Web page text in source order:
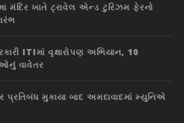
મંદિર ખાતે ટ્રાવેલ એન્ડ ટુરિઝમ ફેરનો
ITIમાં વૃક્ષારોપણ અભિયાન, 10
વાવેતર
પ્રતિબંધ મુકાયા બાદ અમદાવાદમાં મ્યુનિએ